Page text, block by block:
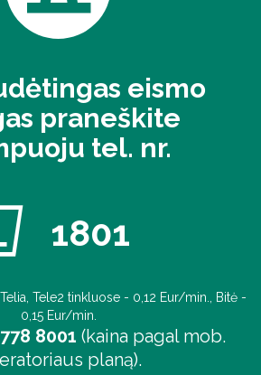
eismo
praneškite
tel. nr.
1801
Tele2 tinkluose - 0,12 Eur/min., Bitė -
0,15 Eur/min.
8001 (kaina pagal mob.
planą).